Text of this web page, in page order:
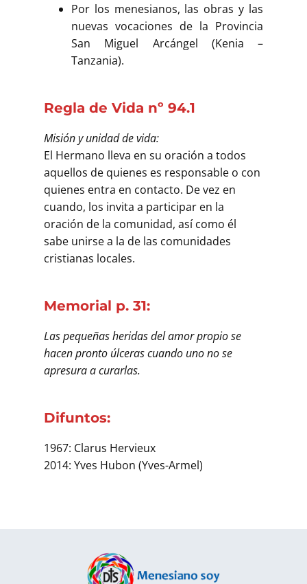
Por los menesianos, las obras y las
nuevas vocaciones de la Provincia
San Miguel Arcángel (Kenia –
Tanzania).
Regla de Vida nº 94.1
Misión y unidad de vida:
El Hermano lleva en su oración a todos
aquellos de quienes es responsable o con
quienes entra en contacto. De vez en
cuando, los invita a participar en la
oración de la comunidad, así como él
sabe unirse a la de las comunidades
cristianas locales.
Memorial p. 31:
Las pequeñas heridas del amor propio se
hacen pronto úlceras cuando uno no se
apresura a curarlas.
Difuntos:
1967: Clarus Hervieux
2014: Yves Hubon (Yves-Armel)